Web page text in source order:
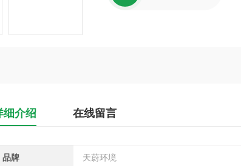
细介绍 在线留言
品牌 天蔚环境